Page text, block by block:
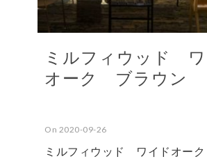
ミルフィウッド ワ
オーク ブラウン
On 2020-09-26
ミルフィウッド ワイドオー